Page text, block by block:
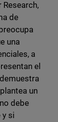
de
una
a
el
un
debe
si